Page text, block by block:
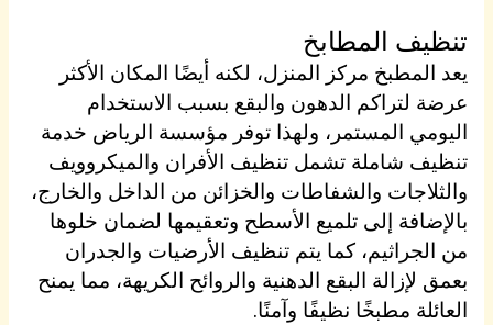
تنظيف المطابخ
يعد المطبخ مركز المنزل، لكنه أيضًا المكان الأكثر
عرضة لتراكم الدهون والبقع بسبب الاستخدام
اليومي المستمر، ولهذا توفر مؤسسة الرياض خدمة
تنظيف شاملة تشمل تنظيف الأفران والميكروويف
والثلاجات والشفاطات والخزائن من الداخل والخارج،
بالإضافة إلى تلميع الأسطح وتعقيمها لضمان خلوها
من الجراثيم، كما يتم تنظيف الأرضيات والجدران
بعمق لإزالة البقع الدهنية والروائح الكريهة، مما يمنح
العائلة مطبخًا نظيفًا وآمنًا.